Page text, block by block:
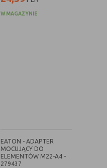
W MAGAZYNIE
EATON - ADAPTER
MOCUJĄCY DO
ELEMENTÓW M22-A4 -
279437